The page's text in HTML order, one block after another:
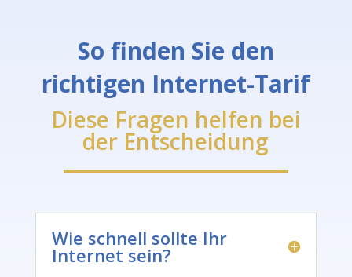
So finden Sie den
richtigen Internet-Tarif
Diese Fragen helfen bei
der Entscheidung
Wie schnell sollte Ihr
Internet sein?